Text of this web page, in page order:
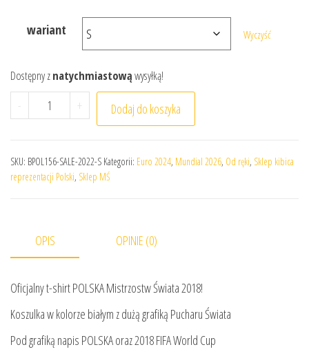
wariant Wyczyść
Dostępny znatychmiastowąwysyłką!
- ilość Polska - t-shirt World Cup 2018 biały
+ Dodaj do koszyka
SKU: BPOL156-SALE-2022-S Kategorii: Euro 2024, Mundial 2026, Od ręki, Sklep kibica
reprezentacji Polski, Sklep MŚ
OPIS OPINIE (0)
Oficjalny t-shirt POLSKA Mistrzostw Świata 2018!
Koszulka w kolorze białym z dużą grafiką Pucharu Świata
Pod grafiką napis POLSKA oraz 2018 FIFA World Cup